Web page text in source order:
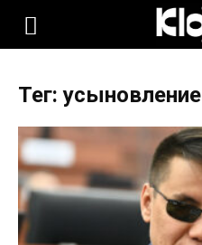
KLOOP.KG
Новости
Тег: усыновление